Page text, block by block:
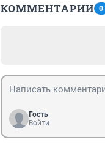
КОММЕНТАРИИ 0
Гость
Войти